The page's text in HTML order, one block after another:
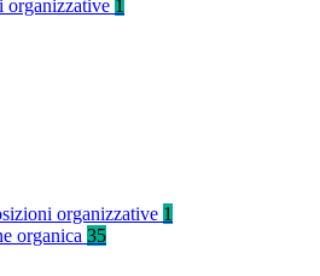
organizzative 1
organizzative 1
organica 35